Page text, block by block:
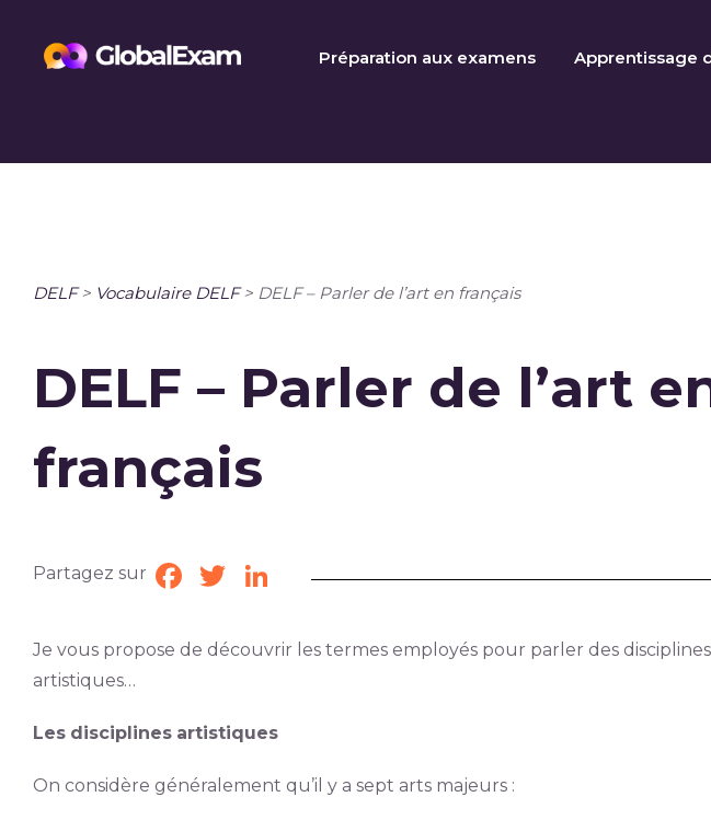
Préparation aux examens Apprentissage
DELF> Vocabulaire DELF> DELF – Parler de l’art en français
DELF – Parler de l’art
français
Partagez sur Facebook
TwitterLinkedIn
Je vous propose de découvrir les termes employés pour parler des
artistiques…
Les disciplines artistiques
On considère généralement qu’il y a sept arts majeurs :